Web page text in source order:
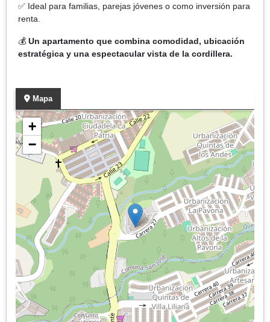
✅ Ideal para familias, parejas jóvenes o como inversión para
renta.
💰 Un apartamento que combina comodidad, ubicación
estratégica y una espectacular vista de la cordillera.
Mapa
+
−